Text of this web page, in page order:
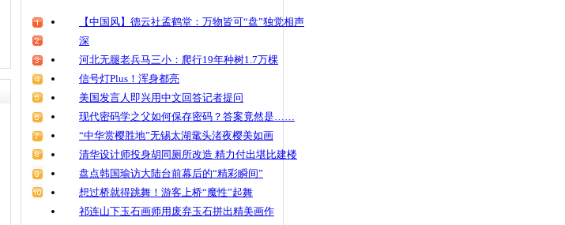
【中国风】德云社孟鹤堂：万物皆可“盘”独觉相声
深
河北无腿老兵马三小：爬行19年种树1.7万棵
信号灯Plus！浑身都亮
美国发言人即兴用中文回答记者提问
现代密码学之父如何保存密码？答案竟然是……
“中华赏樱胜地”无锡太湖鼋头渚夜樱美如画
清华设计师投身胡同厕所改造 精力付出堪比建楼
盘点韩国瑜访大陆台前幕后的“精彩瞬间”
想过桥就得跳舞！游客上桥“魔性”起舞
祁连山下玉石画师用废弃玉石拼出精美画作